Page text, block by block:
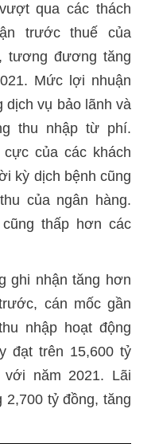
qua các thách
trước thuế của
tương đương tăng
Mức lợi nhuận
dịch vụ bảo lãnh và
thu nhập từ phí.
của các khách
kỳ dịch bệnh cũng
của ngân hàng.
thấp hơn các
ghi nhận tăng hơn
cán mốc gần
nhập hoạt động
đạt trên 15,600 tỷ
năm 2021. Lãi
2,700 tỷ đồng, tăng